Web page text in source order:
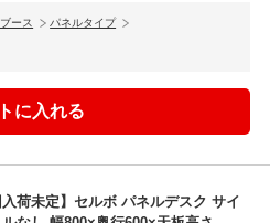
ース パネルタイプ
入荷未定】セルボ パネルデスク サイ